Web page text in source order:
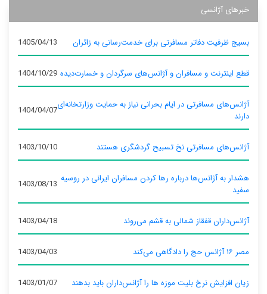
خبرهای آژانسی
بسیج ظرفیت دفاتر مسافرتی برای خدمت‌رسانی به زائران 1405/04/13
قطع اینترنت و مسافران و آژانس‌های سرگردان و خسارت‌دیده 1404/10/29
آژانس‌های مسافرتی در ایام بحرانی نیاز به حمایت وزارتخانه‌ای
دارند
1404/04/07
آژانس‌های مسافرتی نخ تسبیح گردشگری هستند 1403/10/10
هشدار به آژانس‌ها درباره رها کردن مسافران ایرانی در روسیه
سفید
1403/08/13
آژانس‌داران قفقاز شمالی به قشم می‌روند 1403/04/18
مصر ۱۶ آژانس حج را دادگاهی می‌کند 1403/04/03
زیان افزایش نرخ بلیت موزه ها را آژانس‌داران باید بدهند 1403/01/07